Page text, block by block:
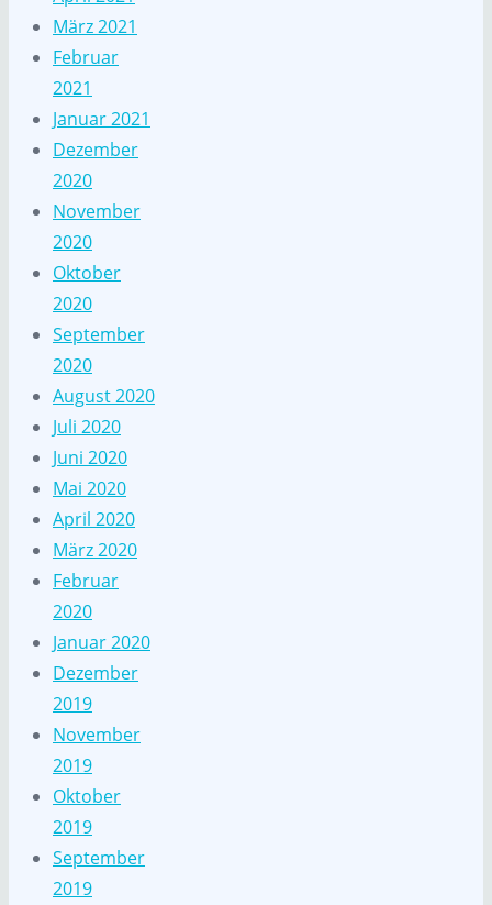
März 2021
Februar
2021
Januar 2021
Dezember
2020
November
2020
Oktober
2020
September
2020
August 2020
Juli 2020
Juni 2020
Mai 2020
April 2020
März 2020
Februar
2020
Januar 2020
Dezember
2019
November
2019
Oktober
2019
September
2019